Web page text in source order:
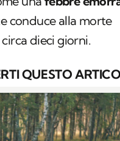
conduce alla morte
dieci giorni.
QUESTO